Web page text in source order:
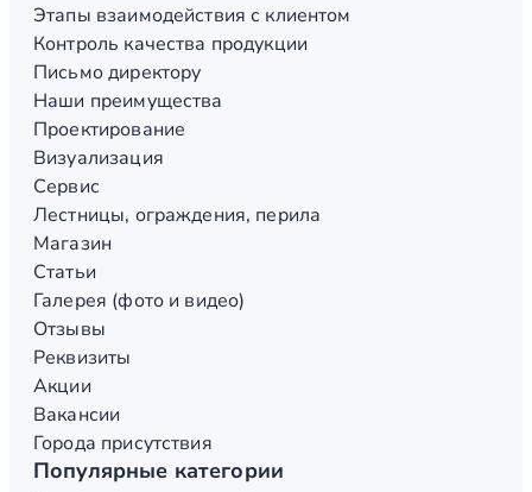
Этапы взаимодействия с клиентом
Контроль качества продукции
Письмо директору
Наши преимущества
Проектирование
Визуализация
Сервис
Лестницы, ограждения, перила
Магазин
Статьи
Галерея (фото и видео)
Отзывы
Реквизиты
Акции
Вакансии
Города присутствия
Популярные категории